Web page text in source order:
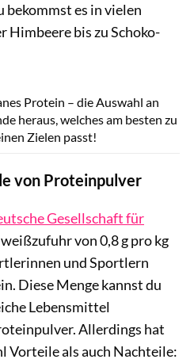
bekommst es in vielen
Himbeere bis zu Schoko-
Protein – die Auswahl an
heraus, welches am besten zu
Zielen passt!
von Proteinpulver
Gesellschaft für
von 0,8 g pro kg
und Sportlern
Diese Menge kannst du
Lebensmittel
Allerdings hat
Vorteile als auch Nachteile: